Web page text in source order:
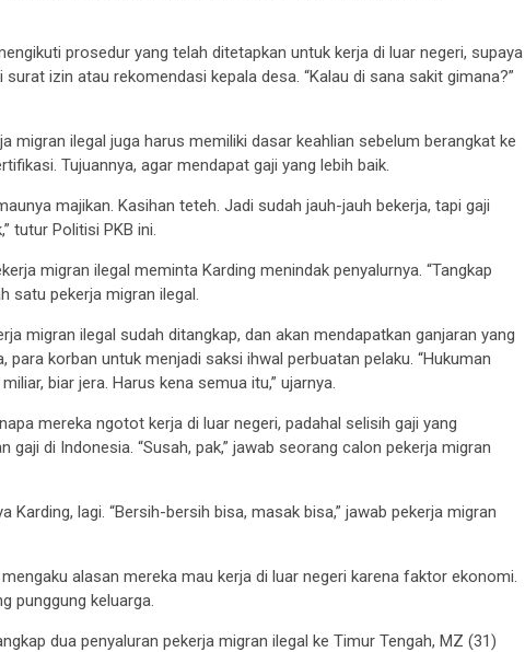
prosedur yang telah ditetapkan untuk kerja di luar negeri, supaya
izin atau rekomendasi kepala desa. “Kalau di sana sakit gimana?”
migran ilegal juga harus memiliki dasar keahlian sebelum berangkat ke
Tujuannya, agar mendapat gaji yang lebih baik.
majikan. Kasihan teteh. Jadi sudah jauh-jauh bekerja, tapi gaji
tutur Politisi PKB ini.
migran ilegal meminta Karding menindak penyalurnya. “Tangkap
satu pekerja migran ilegal.
migran ilegal sudah ditangkap, dan akan mendapatkan ganjaran yang
para korban untuk menjadi saksi ihwal perbuatan pelaku. “Hukuman
biar jera. Harus kena semua itu,” ujarnya.
mereka ngotot kerja di luar negeri, padahal selisih gaji yang
gaji di Indonesia. “Susah, pak,” jawab seorang calon pekerja migran
Karding, lagi. “Bersih-bersih bisa, masak bisa,” jawab pekerja migran
alasan mereka mau kerja di luar negeri karena faktor ekonomi.
punggung keluarga.
dua penyaluran pekerja migran ilegal ke Timur Tengah, MZ (31)